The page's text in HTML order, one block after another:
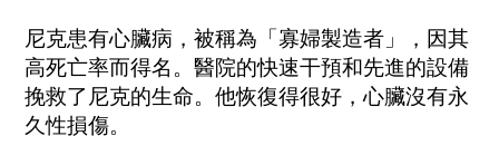
尼克患有心臟病，被稱為「寡婦製造者」，因其
高死亡率而得名。醫院的快速干預和先進的設備
挽救了尼克的生命。他恢復得很好，心臟沒有永
久性損傷。